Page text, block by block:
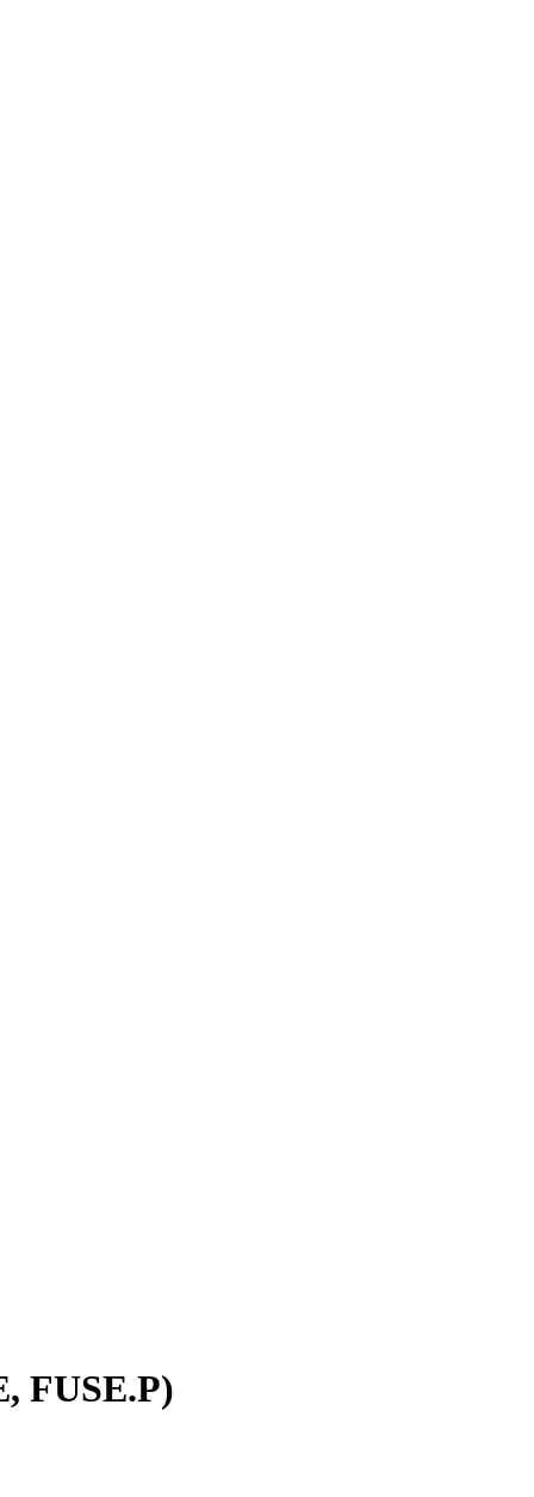
FUSE.P)